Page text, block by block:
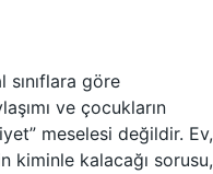
göre
ve çocukların
meselesi değildir. Ev,
kiminle kalacağı sorusu,